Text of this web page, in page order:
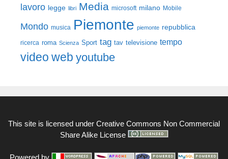
lavoro legge libri Media microsoft milano Mobile
Mondo musica Piemonte piemonte repubblica
ricerca roma Scienza Sport tag tav televisione tempo
video web youtube
This site is licensed under Creative Commons Non Commercial
Share Alike License